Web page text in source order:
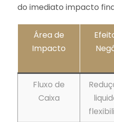
do imediato impacto
Área de
Impacto
Fluxo de
Caixa